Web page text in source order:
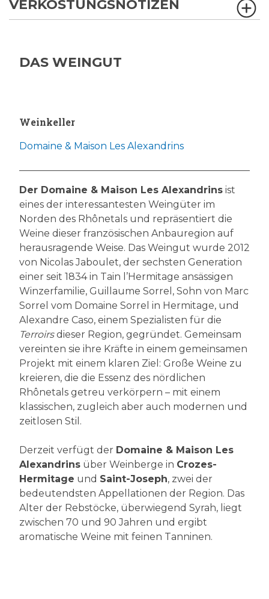
VERKOSTUNGSNOTIZEN
DAS WEINGUT
Weinkeller
Domaine & Maison Les Alexandrins
Der Domaine & Maison Les Alexandrins ist
eines der interessantesten Weingüter im
Norden des Rhônetals und repräsentiert die
Weine dieser französischen Anbauregion auf
herausragende Weise. Das Weingut wurde 2012
von Nicolas Jaboulet, der sechsten Generation
einer seit 1834 in Tain l’Hermitage ansässigen
Winzerfamilie, Guillaume Sorrel, Sohn von Marc
Sorrel vom Domaine Sorrel in Hermitage, und
Alexandre Caso, einem Spezialisten für die
Terroirsdieser Region, gegründet. Gemeinsam
vereinten sie ihre Kräfte in einem gemeinsamen
Projekt mit einem klaren Ziel: Große Weine zu
kreieren, die die Essenz des nördlichen
Rhônetals getreu verkörpern – mit einem
klassischen, zugleich aber auch modernen und
zeitlosen Stil.
Derzeit verfügt der Domaine & Maison Les
Alexandrins über Weinberge in Crozes-
Hermitage und Saint-Joseph, zwei der
bedeutendsten Appellationen der Region. Das
Alter der Rebstöcke, überwiegend Syrah, liegt
zwischen 70 und 90 Jahren und ergibt
aromatische Weine mit feinen Tanninen.